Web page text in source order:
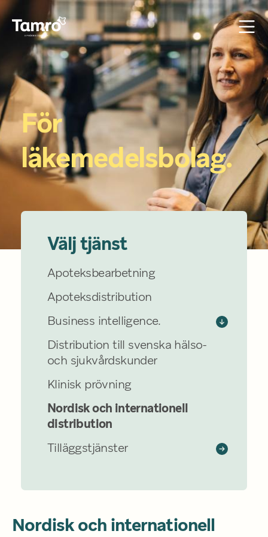
För
läkemedelsbolag.
Nordisk och internationell
Välj tjänst
Apoteksbearbetning
Apoteksdistribution
Business intelligence.
Distribution till svenska hälso-
och sjukvårdskunder
Klinisk prövning
Nordisk och internationell
distribution
Tilläggstjänster